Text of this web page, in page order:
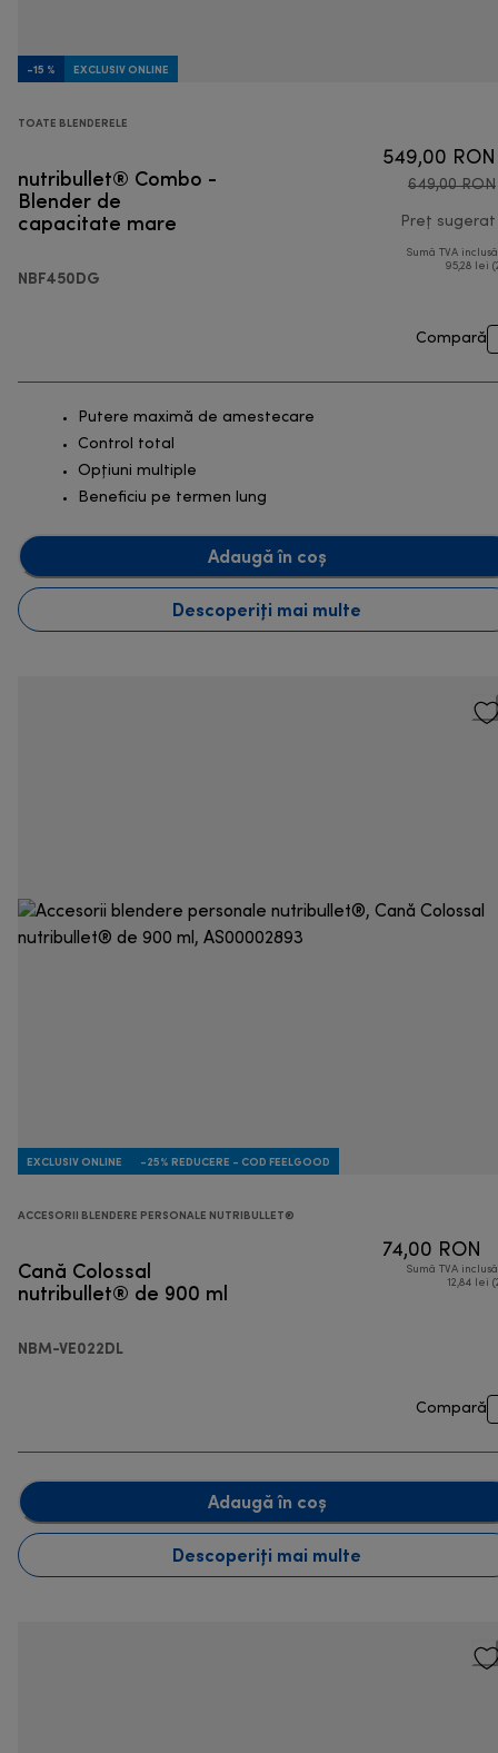
-15 % EXCLUSIV ONLINE
TOATE BLENDERELE
nutribullet® Combo -
Blender de
capacitate mare
NBF450DG
549,00 RON
649,00 RON
Preț sugerat
Sumă TVA
95,28 lei
Compară
Putere maximă de amestecare
Control total
Opțiuni multiple
Beneficiu pe termen lung
Adaugă în coș
Descoperiți mai multe
EXCLUSIV ONLINE -25% REDUCERE - COD FEELGOOD
ACCESORII BLENDERE PERSONALE NUTRIBULLET®
Cană Colossal
nutribullet® de 900 ml
NBM-VE022DL
74,00 RON
Sumă TVA
12,84 lei
Compară
Adaugă în coș
Descoperiți mai multe